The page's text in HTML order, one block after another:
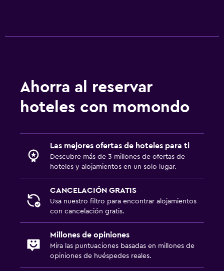
Ahorra al reservar
hoteles con momondo
Las mejores ofertas de hoteles para ti
Descubre más de 3 millones de ofertas de
hoteles y alojamientos en un solo lugar.
CANCELACIÓN GRATIS
Usa nuestro filtro para encontrar alojamientos
con cancelación gratis.
Millones de opiniones
Mira las puntuaciones basadas en millones de
opiniones de huéspedes reales.